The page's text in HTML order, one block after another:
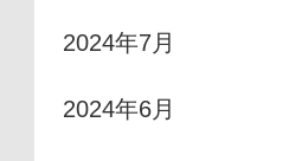
2024年7月
2024年6月